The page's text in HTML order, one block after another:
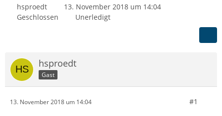
hsproedt
13. November 2018 um 14:04
Geschlossen
Unerledigt
hsproedt
Gast
13. November 2018 um 14:04 #1